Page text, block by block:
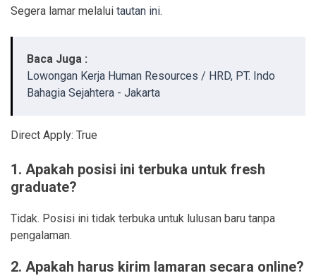
Segera lamar melalui tautan ini.
Baca Juga :
Lowongan Kerja Human Resources / HRD, PT. Indo
Bahagia Sejahtera - Jakarta
Direct Apply: True
1. Apakah posisi ini terbuka untuk fresh
graduate?
Tidak. Posisi ini tidak terbuka untuk lulusan baru tanpa
pengalaman.
2. Apakah harus kirim lamaran secara online?